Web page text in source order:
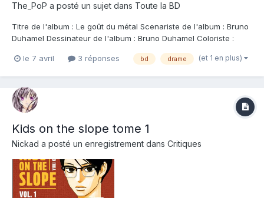
The_PoP a posté un sujet dans Toute la BD
Titre de l'album : Le goût du métal Scenariste de l'album : Bruno
Duhamel Dessinateur de l'album : Bruno Duhamel Coloriste :
de l'album : Dans la région, les trésors, ça ne court pas les rues.
le 7 avril 3 réponses bd drame (et 1 en plus)
Kids on the slope tome 1
Nickad a posté un enregistrement dans Critiques